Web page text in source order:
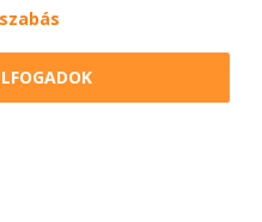
- Diston-line Kft.